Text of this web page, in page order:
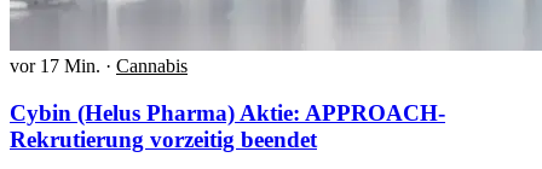
vor 17 Min. · Cannabis
Cybin (Helus Pharma) Aktie: APPROACH-
Rekrutierung vorzeitig beendet